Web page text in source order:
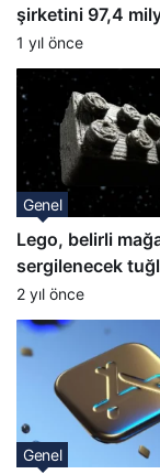
şirketini 97,4
satın almak istiyor
1 yıl önce
Genel
Lego, belirli
sergilenecek tuğlaları
meteor tozundan
2 yıl önce
Genel